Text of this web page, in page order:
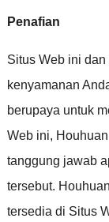
Penafian
Situs Web ini
kenyamanan
berupaya untuk
Web ini,
tanggung jawab
tersebut.
tersedia di Situs